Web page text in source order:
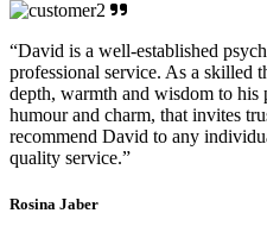
“David is a well-established
professional service. As a skilled
depth, warmth and wisdom to his
humour and charm, that invites
recommend David to any
quality service.”
Rosina Jaber